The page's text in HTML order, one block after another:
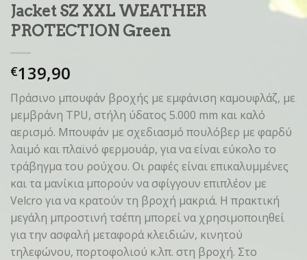
Jacket SZ XXL WEATHER
PROTECTION Green
€139,90
Πράσινο μπουφάν βροχής με εμφάνιση καμουφλάζ, με
μεμβράνη TPU, στήλη ύδατος 5.000 mm και καλό
αερισμό. Μπουφάν με σχεδιασμό πουλόβερ με φαρδύ
λαιμό και πλαϊνό φερμουάρ, για να είναι εύκολο το
τράβηγμα του ρούχου. Οι ραφές είναι επικαλυμμένες
και τα μανίκια μπορούν να σφίγγουν επιπλέον με
Velcro για να κρατούν τη βροχή μακριά. Η πρακτική
μεγάλη μπροστινή τσέπη μπορεί να χρησιμοποιηθεί
για την ασφαλή μεταφορά κλειδιών, κινητού
τηλεφώνου, πορτοφολιού κ.λπ. στη βροχή. Στο